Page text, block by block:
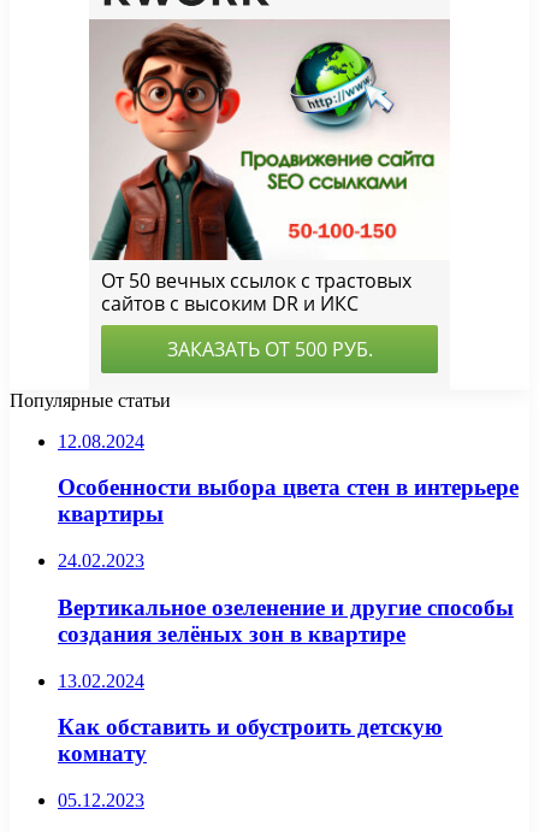
Популярные статьи
12.08.2024
Особенности выбора цвета стен в интерьере
квартиры
24.02.2023
Вертикальное озеленение и другие способы
создания зелёных зон в квартире
13.02.2024
Как обставить и обустроить детскую
комнату
05.12.2023